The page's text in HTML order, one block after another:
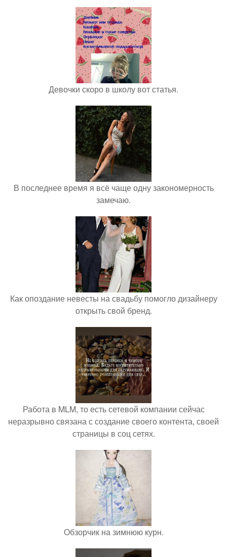
Девочки скоро в школу вот статья.
В последнее время я всё чаще одну закономерность
замечаю.
Как опоздание невесты на свадьбу помогло дизайнеру
открыть свой бренд.
Работа в MLM, то есть сетевой компании сейчас
неразрывно связана с создание своего контента, своей
страницы в соц сетях.
Обзорчик на зимнюю курн.